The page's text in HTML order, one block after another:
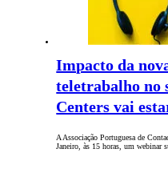
Impacto da
teletrabalho no
Centers vai
A Associação Portuguesa de
Janeiro, às 15 horas, um webinar